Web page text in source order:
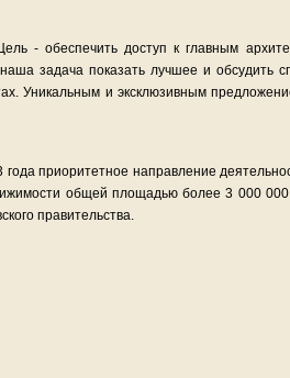
- обеспечить доступ к главным
задача показать лучшее и обсудить
Уникальным и эксклюзивным
приоритетное направление
общей площадью более 3 000
правительства.